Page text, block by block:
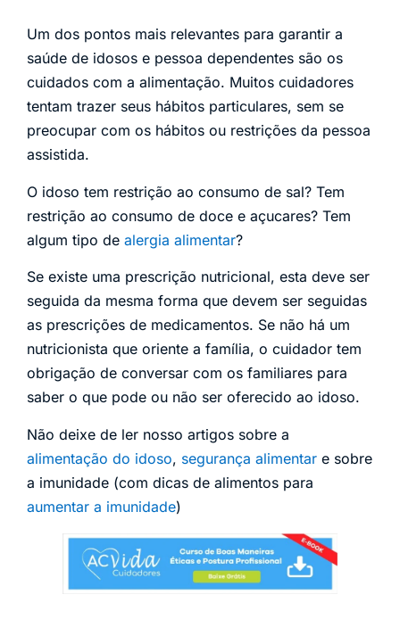
Um dos pontos mais relevantes para garantir a
saúde de idosos e pessoa dependentes são os
cuidados com a alimentação. Muitos cuidadores
tentam trazer seus hábitos particulares, sem se
preocupar com os hábitos ou restrições da pessoa
assistida.
O idoso tem restrição ao consumo de sal? Tem
restrição ao consumo de doce e açucares? Tem
algum tipo de alergia alimentar?
Se existe uma prescrição nutricional, esta deve ser
seguida da mesma forma que devem ser seguidas
as prescrições de medicamentos. Se não há um
nutricionista que oriente a família, o cuidador tem
obrigação de conversar com os familiares para
saber o que pode ou não ser oferecido ao idoso.
Não deixe de ler nosso artigos sobre a
alimentação do idoso, segurança alimentar e sobre
a imunidade (com dicas de alimentos para
aumentar a imunidade)